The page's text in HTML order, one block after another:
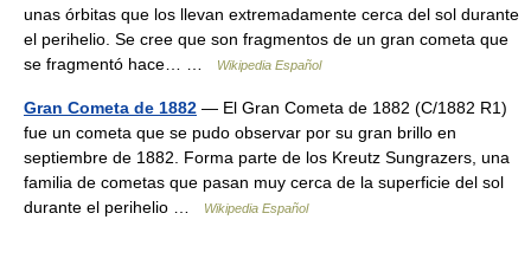
unas órbitas que los llevan extremadamente cerca del sol durante
el perihelio. Se cree que son fragmentos de un gran cometa que
se fragmentó hace… …
Wikipedia Español
Gran Cometa de 1882 — El Gran Cometa de 1882 (C/1882 R1)
fue un cometa que se pudo observar por su gran brillo en
septiembre de 1882. Forma parte de los Kreutz Sungrazers, una
familia de cometas que pasan muy cerca de la superficie del sol
durante el perihelio …
Wikipedia Español